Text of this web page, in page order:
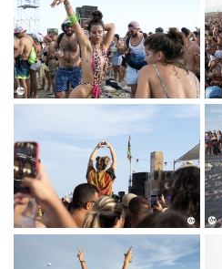
BEACH
PARTY2_PH©TITTI
FABOZZI.JPG
DSC_0316 JOVA